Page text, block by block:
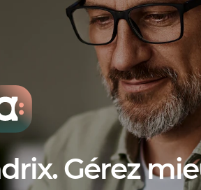
Gérez